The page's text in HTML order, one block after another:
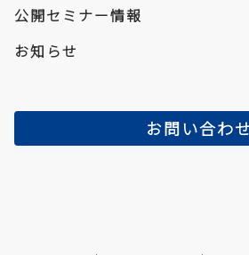
公開セミナー情報
お知らせ
お問い合わ